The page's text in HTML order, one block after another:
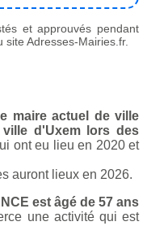
et approuvés pendant
Adresses-Mairies.fr.
maire actuel de ville
d'Uxem lors des
ont eu lieu en 2020 et
auront lieux en 2026.
est âgé de 57 ans
une activité qui est